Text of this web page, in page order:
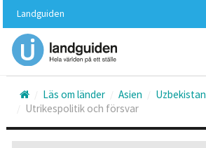
huvudinnehållet
Landguiden
Läs om länder Asien
Uzbekistan
Utrikespolitik och försvar